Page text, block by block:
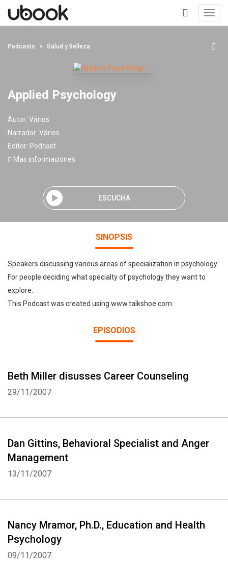
+
Podcasts Salud y Belleza
Applied Psychology
Autor: Vários
Narrador: Vários
Editor: Podcast
Mas informaciones
ESCUCHA
SINOPSIS
Speakers discussing various areas of specialization in psychology.
For people deciding what specialty of psychology they want to
explore.
This Podcast was created using www.talkshoe.com
EPISODIOS
Beth Miller disusses Career Counseling
29/11/2007
Dan Gittins, Behavioral Specialist and Anger
Management
13/11/2007
Nancy Mramor, Ph.D., Education and Health
Psychology
09/11/2007